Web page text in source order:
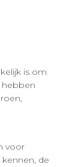
is om
hebben
voor
de